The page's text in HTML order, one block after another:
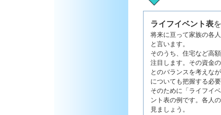
ライフイベント表
将来に亘って家族の各
と言います。
そのうち、住宅など高
注目します。その資金
とのバランスを考えな
についても把握する必
そのために「ライフイ
ント表の例です。各人
見ましょう。